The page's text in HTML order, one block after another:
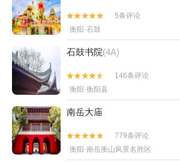


5条评论
衡阳·石鼓
石鼓书院(4A)


146条评论
衡阳·衡阳县
南岳大庙


779条评论
衡阳·南岳衡山风景名胜区